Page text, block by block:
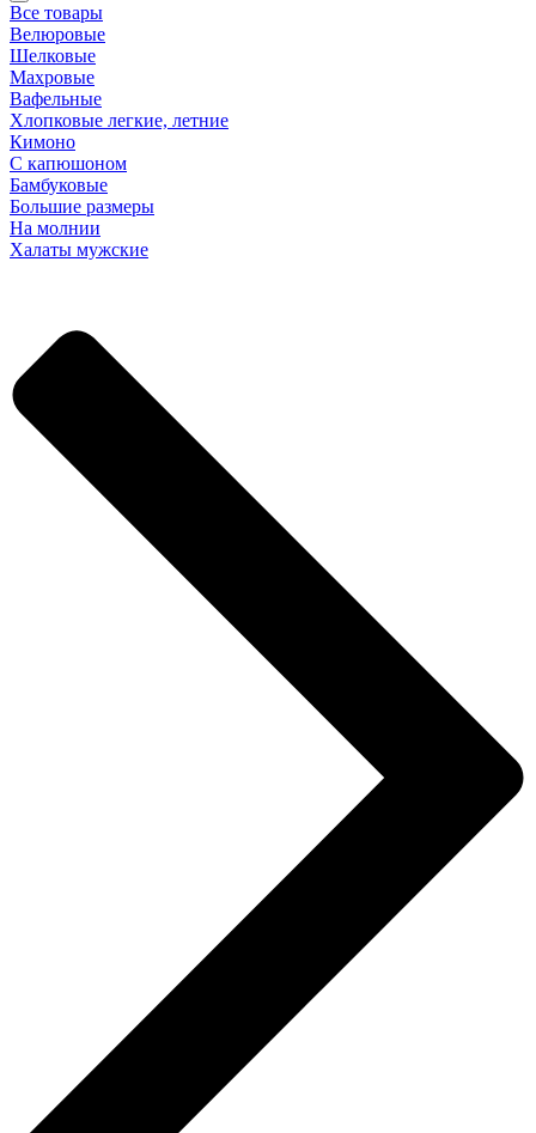
Все товары
Велюровые
Шелковые
Махровые
Вафельные
Хлопковые легкие, летние
Кимоно
С капюшоном
Бамбуковые
Большие размеры
На молнии
Халаты мужские